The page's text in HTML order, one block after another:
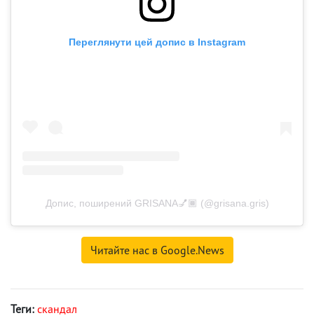
Переглянути цей допис в Instagram
Допис, поширений GRISANA💅🏾 (@grisana.gris)
Читайте нас в Google.News
Теги: скандал